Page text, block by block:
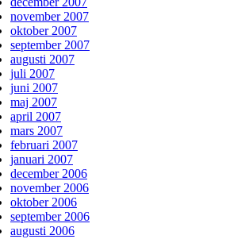
november 2007
oktober 2007
september 2007
augusti 2007
juli 2007
juni 2007
maj 2007
april 2007
mars 2007
februari 2007
januari 2007
december 2006
november 2006
oktober 2006
september 2006
augusti 2006